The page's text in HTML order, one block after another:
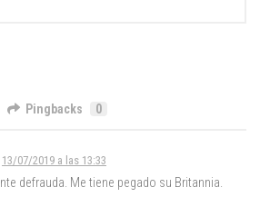
Pingbacks 0
13/07/2019 a las 13:33
defrauda. Me tiene pegado su Britannia.